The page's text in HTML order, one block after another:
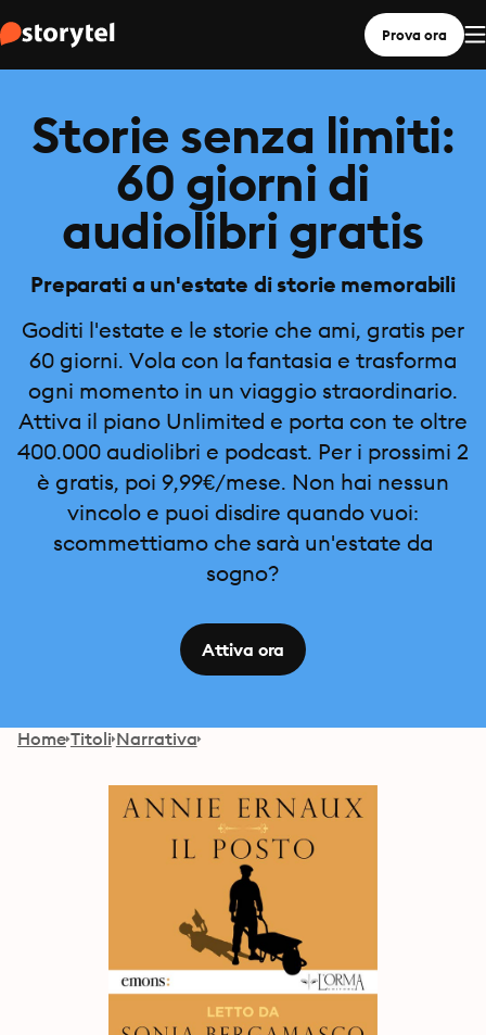
Prova ora
Storie senza limiti:
60 giorni di
audiolibri gratis
Preparati a un'estate di storie memorabili
Goditi l'estate e le storie che ami, gratis per
60 giorni. Vola con la fantasia e trasforma
ogni momento in un viaggio straordinario.
Attiva il piano Unlimited e porta con te oltre
400.000 audiolibri e podcast. Per i prossimi 2
è gratis, poi 9,99€/mese. Non hai nessun
vincolo e puoi disdire quando vuoi:
scommettiamo che sarà un'estate da
sogno?
Attiva ora
Home Titoli Narrativa